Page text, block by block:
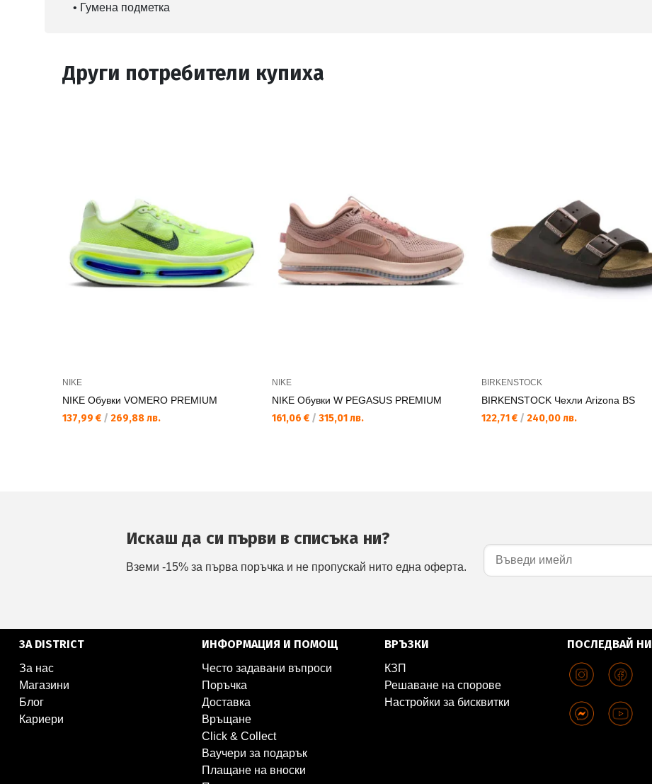
• Гумена подметка
Други потребители купиха
NIKE
NIKE Обувки VOMERO PREMIUM
137,99 € / 269,88 лв.
NIKE
NIKE Обувки W PEGASUS PREMIUM
161,06 € / 315,01 лв.
BIRKENSTOCK
BIRKENSTOCK Чехли Arizona BS
122,71 € / 240,00 лв.
Искаш да си първи в списъка ни?
Вземи -15% за първа поръчка и не пропускай нито една оферта.
ЗА DISTRICT
За нас
Магазини
Блог
Кариери
ИНФОРМАЦИЯ И ПОМОЩ
Често задавани въпроси
Поръчка
Доставка
Връщане
Click & Collect
Ваучери за подарък
Плащане на вноски
ВРЪЗКИ
КЗП
Решаване на спорове
Настройки за бисквитки
ПОСЛЕДВАЙ НИ